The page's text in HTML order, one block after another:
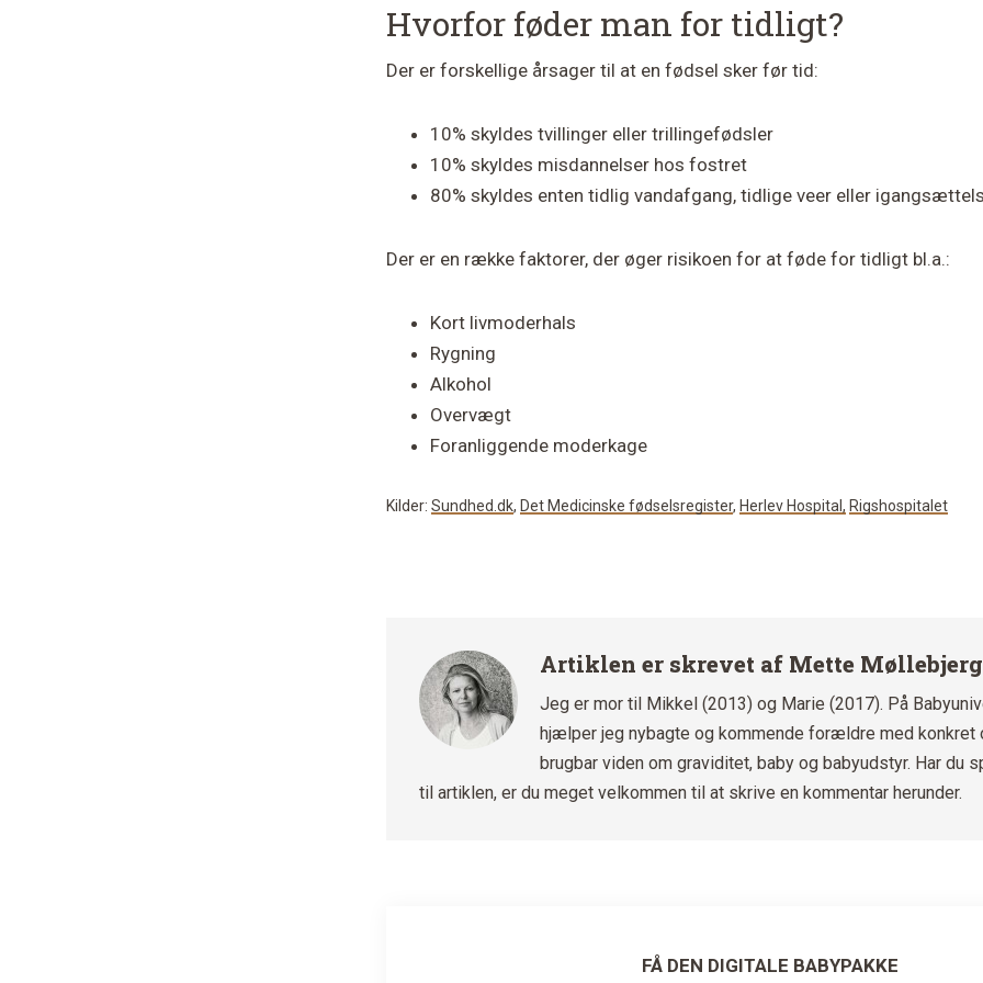
Hvorfor føder man for tidligt?
Der er forskellige årsager til at en fødsel sker før tid:
10% skyldes tvillinger eller trillingefødsler
10% skyldes misdannelser hos fostret
80% skyldes enten ​tidlig vand​afgang, ​tidlige veer eller
Der er en række faktorer, der øger risikoen for at føde for tidligt bl.a.:
Kort livmoderhals
Rygning
Alkohol
Overvægt
Foranliggende moderkage
Kilder: Sundhed.dk, Det Medicinske fødselsregister, Herlev Hospital, Rigshospitalet
Artiklen er skrevet af Mette Møllebjerg
Jeg er mor til Mikkel (2013) og Marie (2017). På
hjælper jeg nybagte og kommende forældre med konkret
brugbar viden om graviditet, baby og babyudstyr. Har du
til artiklen, er du meget velkommen til at skrive en kommentar herunder.
FÅ DEN DIGITALE BABYPAKKE